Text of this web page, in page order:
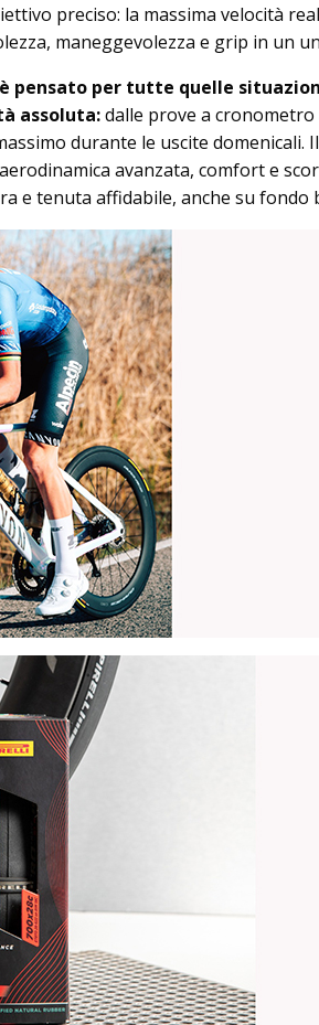
preciso: la massima velocità
maneggevolezza e grip in un
è pensato per tutte quelle
assoluta:dalle prove a
durante le uscite domenicali.
avanzata, comfort e
e tenuta affidabile, anche su fondo